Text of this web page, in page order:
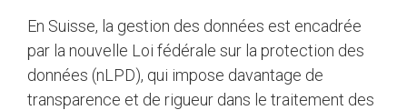
En Suisse, la gestion des données est encadrée
par la nouvelle Loi fédérale sur la protection des
données (nLPD), qui impose davantage de
transparence et de rigueur dans le traitement des